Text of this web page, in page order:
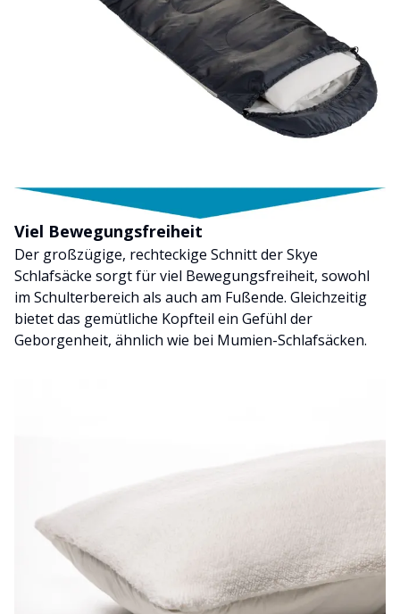
Viel Bewegungsfreiheit
Der großzügige, rechteckige Schnitt der Skye
Schlafsäcke sorgt für viel Bewegungsfreiheit, sowohl
im Schulterbereich als auch am Fußende. Gleichzeitig
bietet das gemütliche Kopfteil ein Gefühl der
Geborgenheit, ähnlich wie bei Mumien-Schlafsäcken.